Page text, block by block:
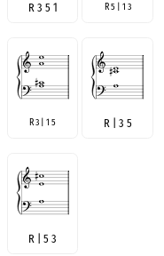
R 3 5 1 R 5 | 1 3
R 3 | 1 5 R | 3 5
R | 5 3